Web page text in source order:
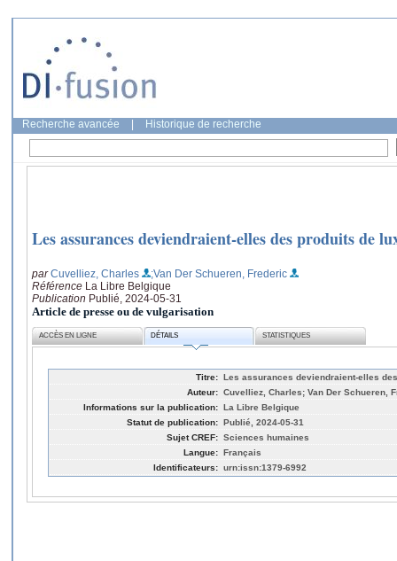
Recherche avancée Historique de recherche
Les assurances deviendraient-elles des produits de
parCuvelliez, Charles
;Van Der Schueren, Frederic
Référence La Libre Belgique
Publication Publié, 2024-05-31
Article de presse ou de vulgarisation
ACCÈS EN LIGNE DÉTAILS STATISTIQUES
Titre: Les assurances deviendraient-elles
Auteur: Cuvelliez, Charles; Van Der Schueren,
Informations sur la publication: La Libre Belgique
Statut de publication: Publié, 2024-05-31
Sujet CREF: Sciences humaines
Langue: Français
Identificateurs: urn:issn:1379-6992